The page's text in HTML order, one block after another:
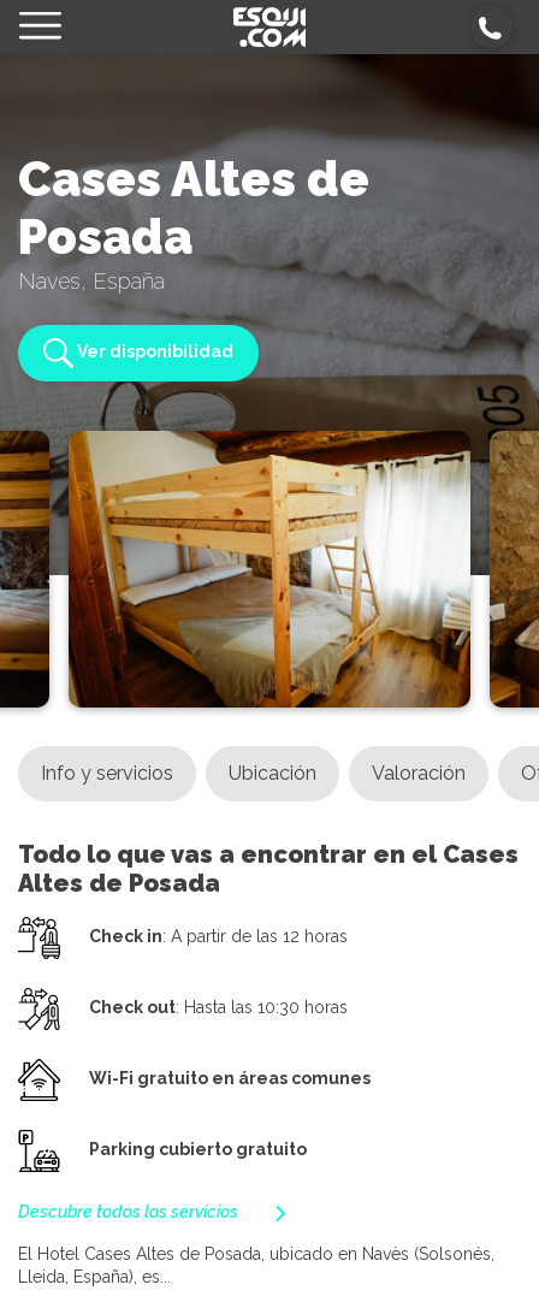
Cases Altes de
Posada
Naves, España
Ver disponibilidad
Info y servicios Ubicación Valoración
Todo lo que vas a encontrar en el Cases
Altes de Posada
Check in: A partir de las 12 horas
Check out: Hasta las 10:30 horas
Wi-Fi gratuito en áreas comunes
Parking cubierto gratuito
Descubre todos los servicios
El Hotel Cases Altes de Posada, ubicado en Navès (Solsonés,
Lleida, España), es...